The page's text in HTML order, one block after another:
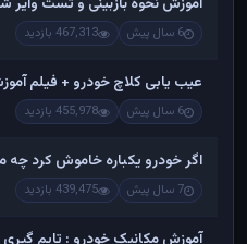
6 سال پیش 467,313 بازدید
عیب یابی کلاچ خودرو + فیلم
6 سال پیش 455,978 بازدید
اگر خودرو یکباره خاموش کرد چه
7 سال پیش 439,475 بازدید
آموزش مکانیک خودرو : تایم